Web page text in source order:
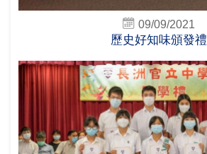
09/09/2021
歷史好知味頒發禮